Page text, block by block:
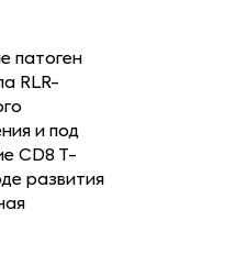
патоген
RLR-
и под
CD8 T-
развития